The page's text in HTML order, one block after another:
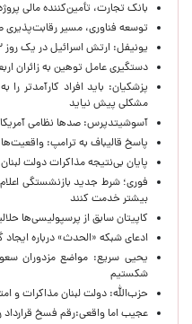
بانک تجارت، تأمین‌کننده مالی پروژه بازسازی
توسعه فناوری، مسیر
یونیفل: ارتش اسرائیل در یک روز ۱۱۳ توپ به جنوب لبنان شلیک کرده است
دستگیری عامل توهین به زائران
پزشکیان: باید افراد کارآمدتر
مشکلی پیش نیاید
آسوشیتدپرس: صدها نظامی
پاسخ قالیباف به ترامپ:
پایان بی‌نتیجه مذاکرات دولت
بیشتر خدمت کنند
کاپیتان سابق از پرسپولیسی‌ها
ادعای شبکه «الحدث» درباره
یحیی سریع: مواضع مزدوران
شکستیم
حزب‌الله: دولت لبنان مذاکرات و
عجیب اما واقعی:رقم فسخ قرارداد رضاییان